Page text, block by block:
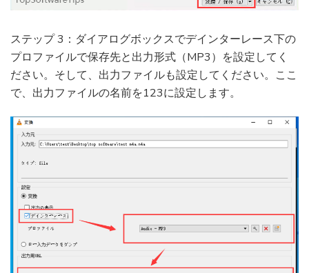
ステップ 3：ダイアログボックスでデインターレース下の
プロファイルで保存先と出力形式（MP3）を設定してく
ださい。そして、出力ファイルも設定してください。ここ
で、出力ファイルの名前を123に設定します。